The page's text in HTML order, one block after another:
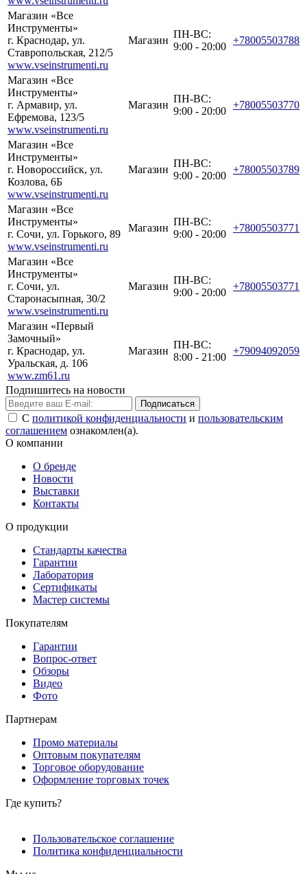
Магазин «Все
Инструменты»
г. Краснодар, ул.
Ставропольская, 212/5
www.vseinstrumenti.ru
Магазин
ПН-ВС:
9:00 - 20:00
+78005503788
Магазин «Все
Инструменты»
г. Армавир, ул.
Ефремова, 123/5
www.vseinstrumenti.ru
Магазин
ПН-ВС:
9:00 - 20:00
+78005503770
Магазин «Все
Инструменты»
г. Новороссийск, ул.
Козлова, 6Б
www.vseinstrumenti.ru
Магазин
ПН-ВС:
9:00 - 20:00
+78005503789
Магазин «Все
Инструменты»
г. Сочи, ул. Горького, 89
www.vseinstrumenti.ru
Магазин
ПН-ВС:
9:00 - 20:00
+78005503771
Магазин «Все
Инструменты»
г. Сочи, ул.
Старонасыпная, 30/2
www.vseinstrumenti.ru
Магазин
ПН-ВС:
9:00 - 20:00
+78005503771
Магазин «Первый
Замочный»
г. Краснодар, ул.
Уральская, д. 106
www.zm61.ru
Магазин
ПН-ВС:
8:00 - 21:00
+79094092059
Подпишитесь на новости
Подписаться
С политикой конфиденциальности и пользовательским
соглашением ознакомлен(а).
О компании
О бренде
Новости
Выставки
Контакты
О продукции
Стандарты качества
Гарантии
Лаборатория
Сертификаты
Мастер системы
Покупателям
Гарантии
Вопрос-ответ
Обзоры
Видео
Фото
Партнерам
Промо материалы
Оптовым покупателям
Торговое оборудование
Оформление торговых точек
Где купить?
Пользовательское соглашение
Политика конфиденциальности